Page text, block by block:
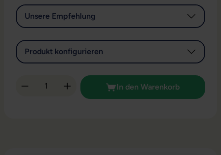
Unsere Empfehlung
Produkt konfigurieren
Produkt Anzahl: Gib den gewünschten
In den Warenkorb